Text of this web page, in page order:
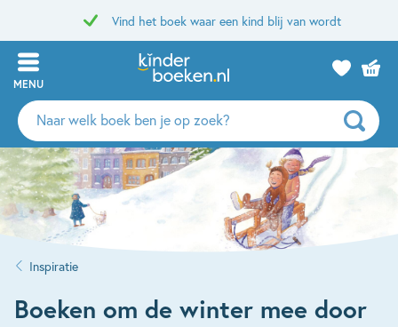
Vind het boek waar een kind blij van wordt
MENU
Zoeken
naar
boeken,
auteurs
en
uitgevers
Inspiratie
Boeken om de winter mee door